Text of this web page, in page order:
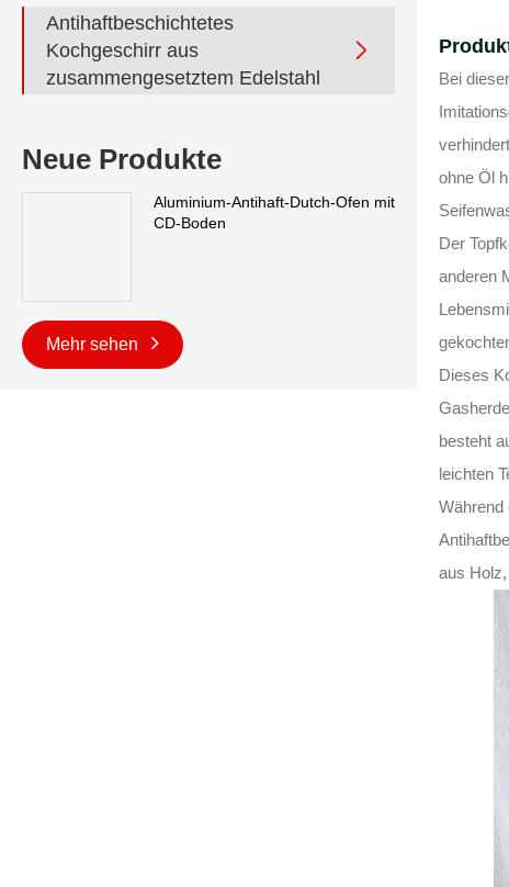
Antihaftbeschichtetes
Kochgeschirr aus
zusammengesetztem Edelstahl

Neue Produkte
Aluminium-Antihaft-Dutch-Ofen mit
CD-Boden
Mehr sehen
Bei
ohne Öl
Der
anderen
Dieses
besteht
leichten
Während
aus